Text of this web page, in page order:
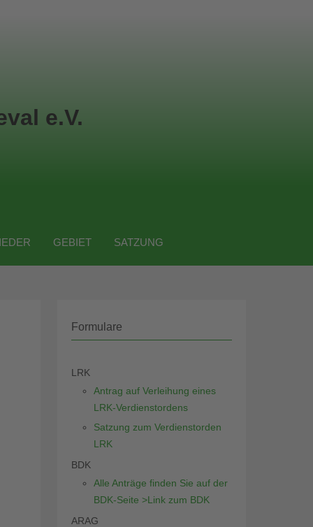
e.V.
GEBIET SATZUNG
Formulare
LRK
Antrag auf Verleihung eines
LRK-Verdienstordens
Satzung zum Verdienstorden
LRK
BDK
Alle Anträge finden Sie auf der
BDK-Seite >Link zum BDK
ARAG